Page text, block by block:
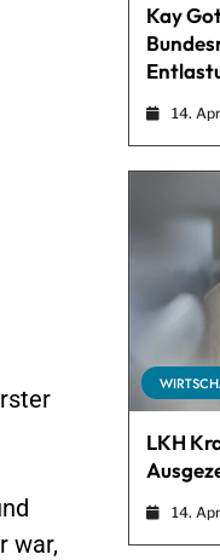
war,
Kay
14.
LKH
14.